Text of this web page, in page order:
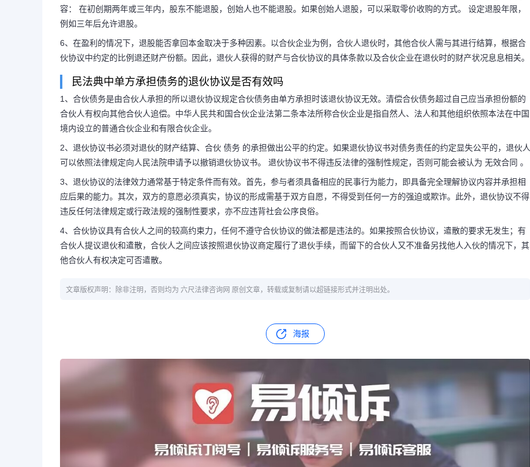
容： 在初创期两年或三年内，股东不能退股，创始人也不能退股。如果创始人退股，可以采取零价收购的方式。 设定退股年限，
例如三年后允许退股。
6、在盈利的情况下，退股能否拿回本金取决于多种因素。以合伙企业为例，合伙人退伙时，其他合伙人需与其进行结算，根据合
伙协议中约定的比例退还财产份额。因此，退伙人获得的财产与合伙协议的具体条款以及合伙企业在退伙时的财产状况息息相关。
民法典中单方承担债务的退伙协议是否有效吗
1、合伙债务是由合伙人承担的所以退伙协议规定合伙债务由单方承担时该退伙协议无效。清偿合伙债务超过自己应当承担份额的
合伙人有权向其他合伙人追偿。中华人民共和国合伙企业法第二条本法所称合伙企业是指自然人、法人和其他组织依照本法在中国
境内设立的普通合伙企业和有限合伙企业。
2、退伙协议书必须对退伙的财产结算、合伙 债务 的承担做出公平的约定。如果退伙协议书对债务责任的约定显失公平的，退伙人
可以依照法律规定向人民法院申请予以撤销退伙协议书。 退伙协议书不得违反法律的强制性规定，否则可能会被认为 无效合同 。
3、退伙协议的法律效力通常基于特定条件而有效。首先，参与者须具备相应的民事行为能力，即具备完全理解协议内容并承担相
应后果的能力。其次，双方的意愿必须真实，协议的形成需基于双方自愿，不得受到任何一方的强迫或欺诈。此外，退伙协议不得
违反任何法律规定或行政法规的强制性要求，亦不应违背社会公序良俗。
4、合伙协议具有合伙人之间的较高约束力，任何不遵守合伙协议的做法都是违法的。如果按照合伙协议，遣散的要求无发生；有
合伙人提议退伙和遣散，合伙人之间应该按照退伙协议商定履行了退伙手续，而留下的合伙人又不准备另找他人入伙的情况下，其
他合伙人有权决定可否遣散。
文章版权声明：除非注明，否则均为 六尺法律咨询网 原创文章，转载或复制请以超链接形式并注明出处。
海报